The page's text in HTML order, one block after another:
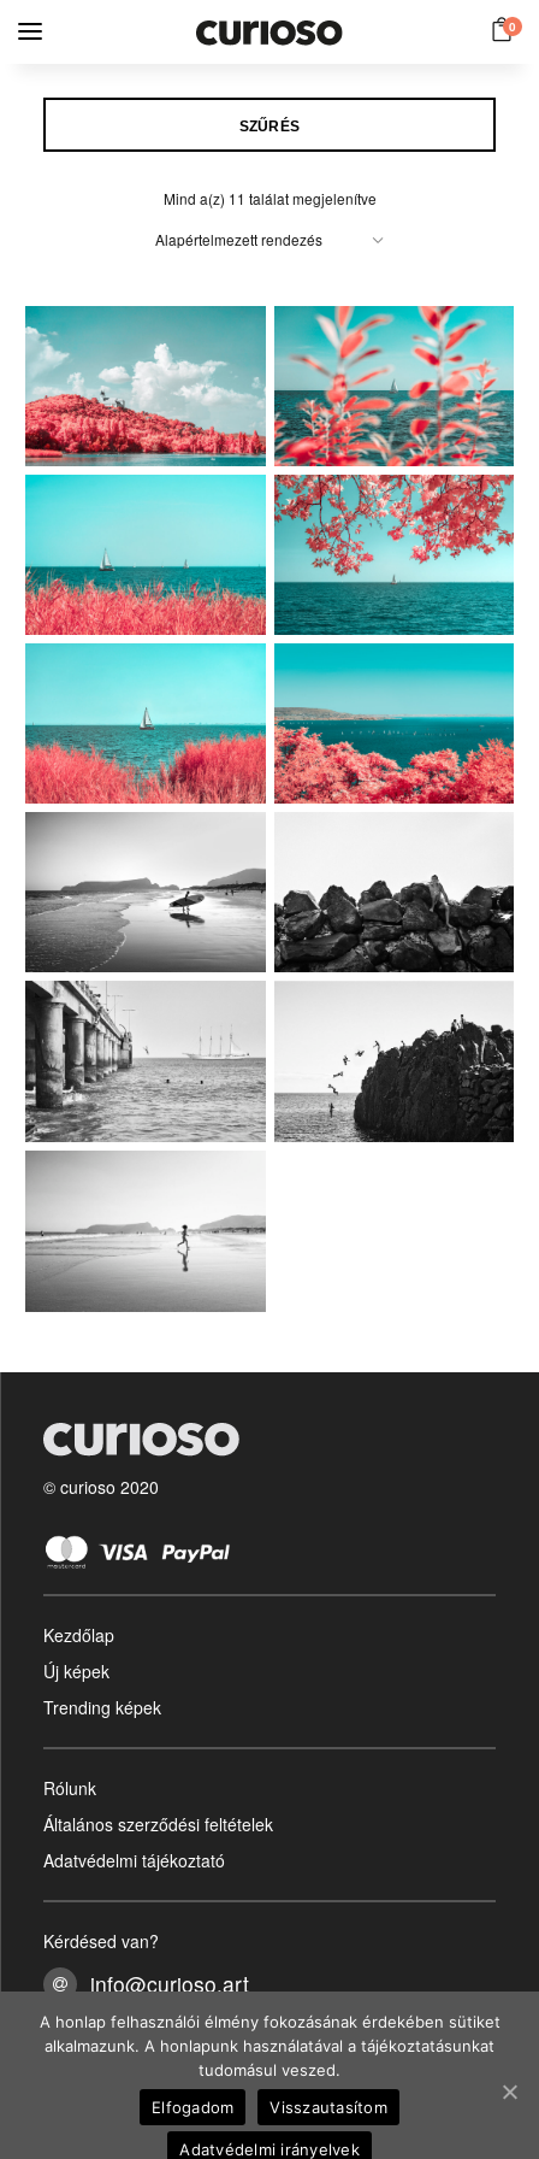
0
SZŰRÉS
Mind a(z) 11 találat megjelenítve
© curioso 2020
Kezdőlap
Új képek
Trending képek
Rólunk
Általános szerződési feltételek
Adatvédelmi tájékoztató
Kérdésed van?
info@curioso.art
@curioso.art
@curioso.art
+36-30-160-2735
A honlap felhasználói élmény fokozásának érdekében sütiket
alkalmazunk. A honlapunk használatával a tájékoztatásunkat
tudomásul veszed.
Elfogadom
Visszautasítom
Adatvédelmi irányelvek